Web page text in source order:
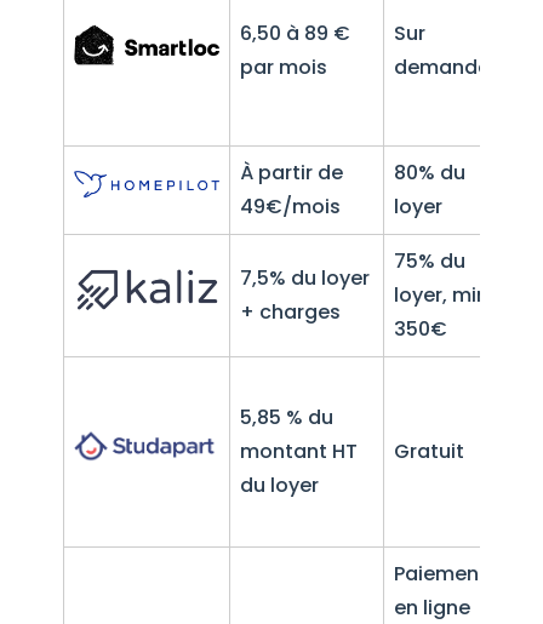
6,50 à 89 €
par mois
Sur
demande
À partir de
49€/mois
80% du
loyer
7,5% du loyer
+ charges
75% du
loyer, min
350€
5,85 % du
montant HT
du loyer
Gratuit
Paiement
en ligne